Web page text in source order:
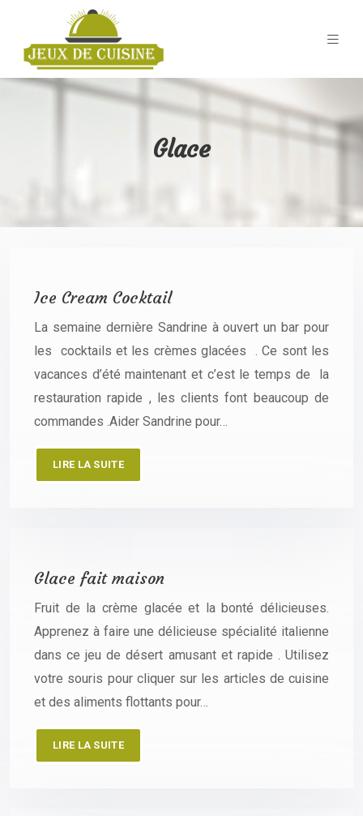
Glace
Ice Cream Cocktail
La semaine dernière Sandrine à ouvert un bar pour
les cocktails et les crèmes glacées . Ce sont les
vacances d’été maintenant et c’est le temps de la
restauration rapide , les clients font beaucoup de
commandes .Aider Sandrine pour…
LIRE LA SUITE
Glace fait maison
Fruit de la crème glacée et la bonté délicieuses.
Apprenez à faire une délicieuse spécialité italienne
dans ce jeu de désert amusant et rapide . Utilisez
votre souris pour cliquer sur les articles de cuisine
et des aliments flottants pour…
LIRE LA SUITE